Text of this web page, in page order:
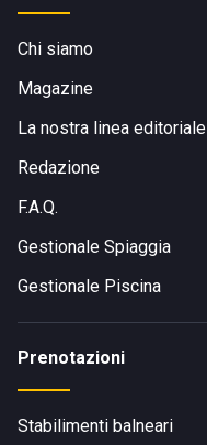
Chi siamo
Magazine
La nostra linea editoriale
Redazione
F.A.Q.
Gestionale Spiaggia
Gestionale Piscina
Prenotazioni
Stabilimenti balneari